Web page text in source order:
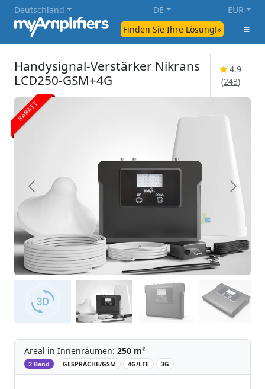
Finden Sie Ihre Lösung!»
Deutschland DE EUR
Handysignal-Verstärker Nikrans
LCD250-GSM+4G
4.9
(243)
RABATT
Areal in Innenräumen: 250 m²
2 Band ‌ GESPRÄCHE/GSM 4G/LTE 3G